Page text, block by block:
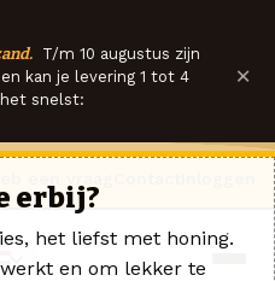
T/m 10 augustus zijn
kan je levering 1 tot 4
snelst:
×
erbij?
het liefst met honing.
en om lekker te